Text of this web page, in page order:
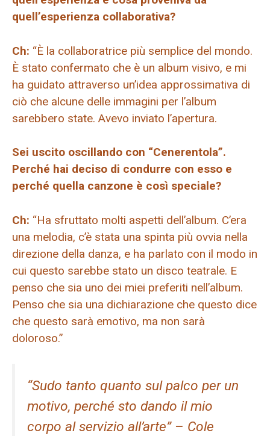
quell’esperienza collaborativa?
Ch: “È la collaboratrice più semplice del mondo.
È stato confermato che è un album visivo, e mi
ha guidato attraverso un’idea approssimativa di
ciò che alcune delle immagini per l’album
sarebbero state. Avevo inviato l’apertura.
Sei uscito oscillando con “Cenerentola”.
Perché hai deciso di condurre con esso e
perché quella canzone è così speciale?
Ch: “Ha sfruttato molti aspetti dell’album. C’era
una melodia, c’è stata una spinta più ovvia nella
direzione della danza, e ha parlato con il modo in
cui questo sarebbe stato un disco teatrale. E
penso che sia uno dei miei preferiti nell’album.
Penso che sia una dichiarazione che questo dice
che questo sarà emotivo, ma non sarà
doloroso.”
“Sudo tanto quanto sul palco per un
motivo, perché sto dando il mio
corpo al servizio all’arte” – Cole